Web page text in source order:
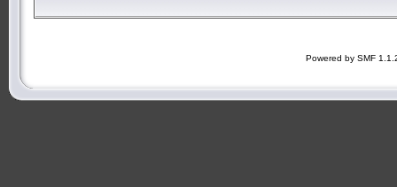
Powered by SMF